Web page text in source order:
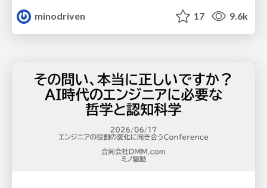
minodriven
17 9.6k